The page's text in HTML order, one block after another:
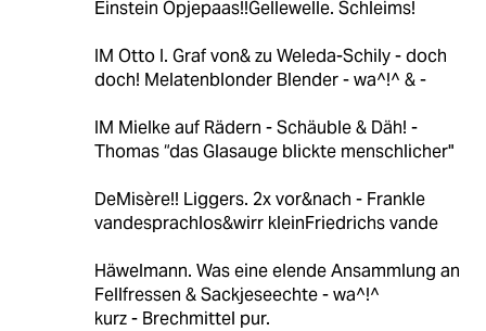
Einstein Opjepaas!!Gellewelle. Schleims!
IM Otto I. Graf von& zu Weleda-Schily - doch
doch! Melatenblonder Blender - wa^!^ & -
IM Mielke auf Rädern - Schäuble & Däh! -
Thomas “das Glasauge blickte menschlicher"
DeMisère!! Liggers. 2x vor&nach - Frankle
vandesprachlos&wirr kleinFriedrichs vande
Häwelmann. Was eine elende Ansammlung an
Fellfressen & Sackjeseechte - wa^!^
kurz - Brechmittel pur.